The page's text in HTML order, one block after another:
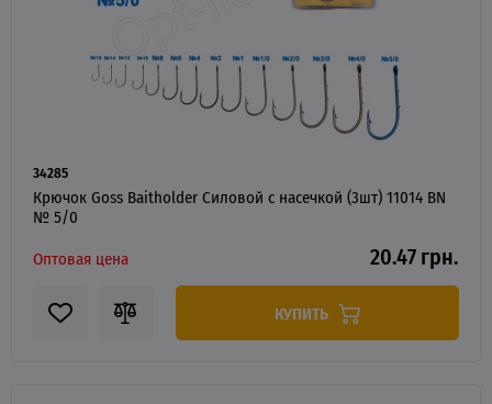
34285
Крючок Goss Baitholder Силовой с насечкой (3шт) 11014 BN
№ 5/0
Оптовая цена
20.47 грн.
КУПИТЬ